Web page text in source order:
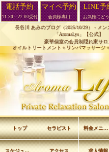
長谷川 あみのブログ（2025/10/29） - メン
「AromaLys」【公式】
豪華個室の会員制隠れ家サロ
オイルトリートメント＋リンパマッサージ
トップ セラピスト 料金メニュー
スケジュール アクセス 求人情報
電話予約
11:30～22:00受付
マイペ予約
会員様専用
LINE予
お気軽にど